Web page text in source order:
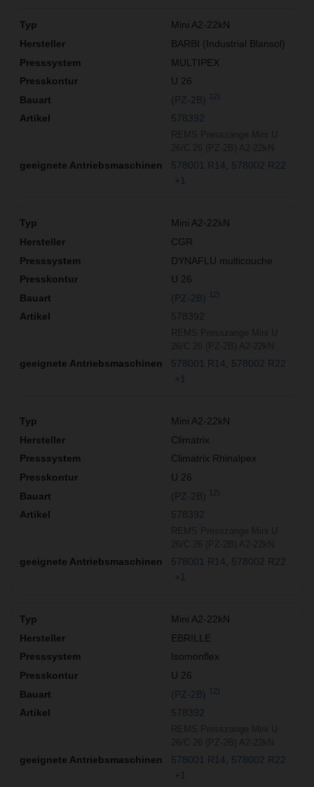
Mini A2-22kN
BARBI (Industrial Blansol)
MULTIPEX
U 26
(PZ-2B)
12)
578392
578001 R14
578002 R22
+1
Mini A2-22kN
CGR
DYNAFLU multicouche
U 26
(PZ-2B)
12)
578392
578001 R14
578002 R22
+1
Mini A2-22kN
Climatrix
Climatrix Rhinalpex
U 26
(PZ-2B)
12)
578392
578001 R14
578002 R22
+1
Mini A2-22kN
EBRILLE
Isomonflex
U 26
(PZ-2B)
12)
578392
578001 R14
578002 R22
+1